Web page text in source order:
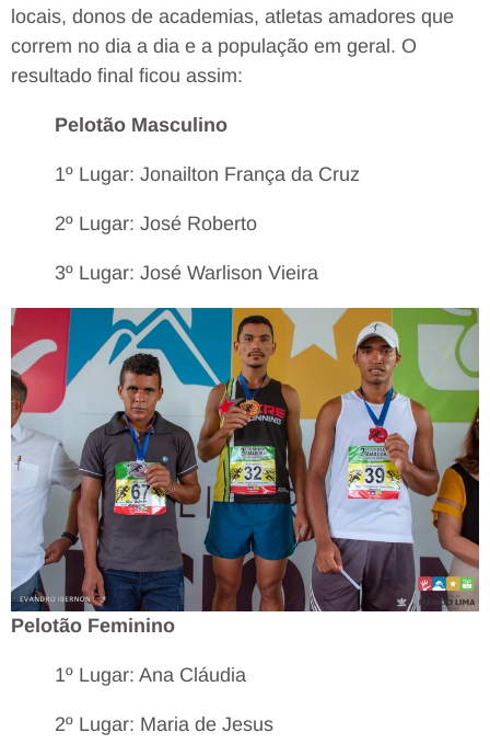
locais, donos de academias, atletas amadores que
correm no dia a dia e a população em geral. O
resultado final ficou assim:
Pelotão Masculino
1º Lugar: Jonailton França da Cruz
2º Lugar: José Roberto
3º Lugar: José Warlison Vieira
Pelotão Feminino
1º Lugar: Ana Cláudia
2º Lugar: Maria de Jesus